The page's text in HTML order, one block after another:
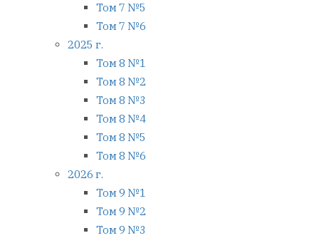
Том 7 №5
Том 7 №6
2025 г.
Том 8 №1
Том 8 №2
Том 8 №3
Том 8 №4
Том 8 №5
Том 8 №6
2026 г.
Том 9 №1
Том 9 №2
Том 9 №3